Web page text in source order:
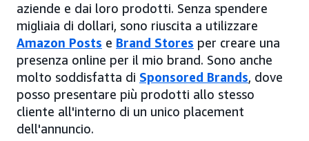
aziende e dai loro prodotti. Senza spendere
migliaia di dollari, sono riuscita a utilizzare
Amazon Posts e Brand Stores per creare una
presenza online per il mio brand. Sono anche
molto soddisfatta di Sponsored Brands, dove
posso presentare più prodotti allo stesso
cliente all'interno di un unico placement
dell'annuncio.